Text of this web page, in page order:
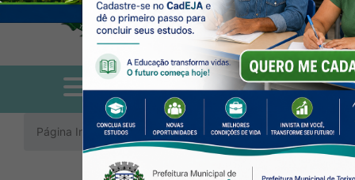
Página Inicial